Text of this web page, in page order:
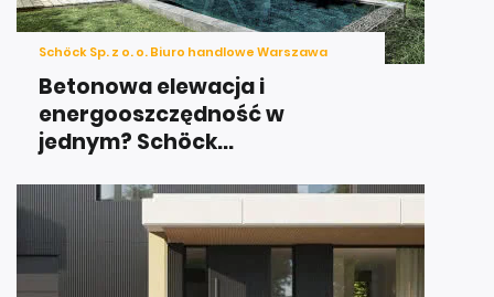
Schöck Sp. z o. o. Biuro handlowe Warszawa
Betonowa elewacja i
energooszczędność w
jednym? Schöck...